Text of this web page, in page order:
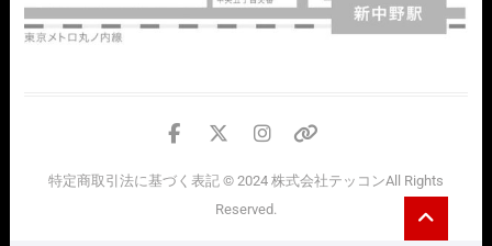
facebook
twitter
instagram
情
特定商取引法に基づく表記© 2024 株式会社テッコンAll Rights
Reserved.
to